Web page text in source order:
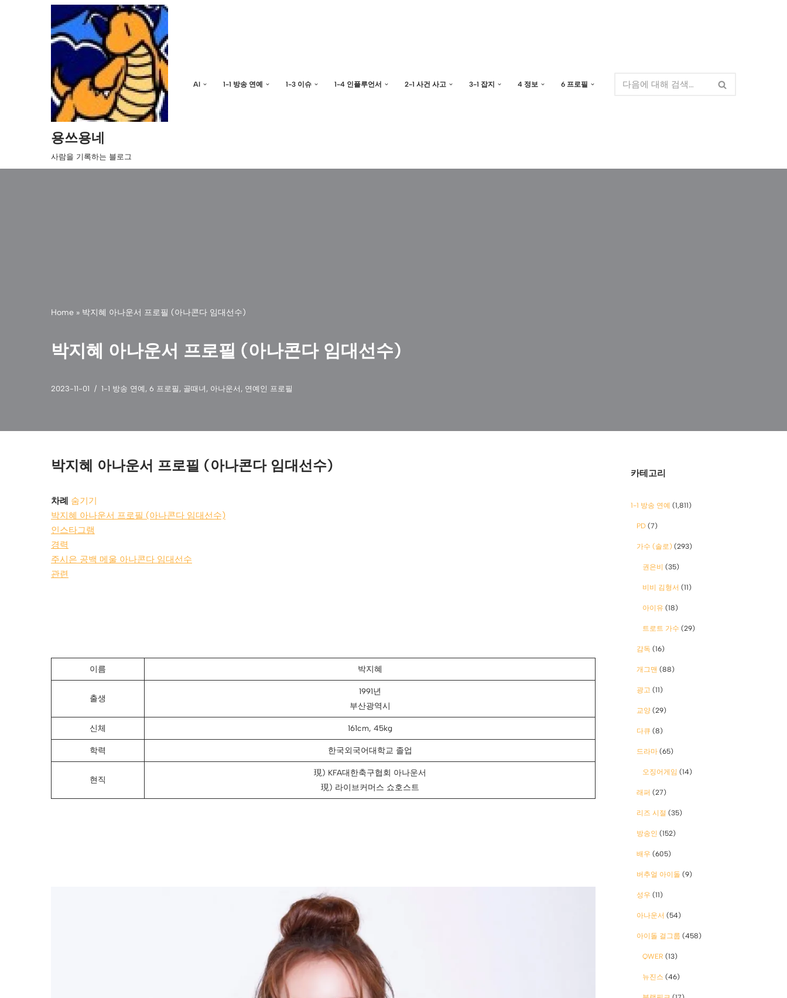
용쓰용네
사람을 기록하는 블로그
AI 1-1 방송 연예 1-3 이슈 1-4 인플루언서 2-1 사건 사고 3-1 잡지 4 정보 6 프로필
Home » 박지혜 아나운서 프로필 (아나콘다 임대선수)
박지혜 아나운서 프로필 (아나콘다 임대선수)
2023-11-01 1-1 방송 연예 , 6 프로필 , 골때녀 , 아나운서 , 연예인 프로필
박지혜 아나운서 프로필 (아나콘다 임대선수)
차례 숨기기
박지혜 아나운서 프로필 (아나콘다 임대선수)
인스타그램
경력
주시은 공백 메울 아나콘다 임대선수
관련
이름 박지혜
출생
1991년
부산광역시
신체 161cm, 45kg
학력 한국외국어대학교 졸업
현직
現) KFA대한축구협회 아나운서
現) 라이브커머스 쇼호스트
카테고리
1-1 방송 연예 (1,811)
PD (7)
가수 (솔로) (293)
권은비 (35)
비비 김형서 (11)
아이유 (18)
트로트 가수 (29)
감독 (16)
개그맨 (88)
광고 (11)
교양 (29)
다큐 (8)
드라마 (65)
오징어게임 (14)
래퍼 (27)
리즈 시절 (35)
방송인 (152)
배우 (605)
버추얼 아이돌 (9)
성우 (11)
아나운서 (54)
아이돌 걸그룹 (458)
QWER (13)
뉴진스 (46)